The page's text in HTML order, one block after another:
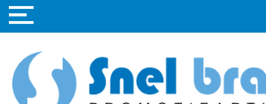
Home
Promotieartikelen